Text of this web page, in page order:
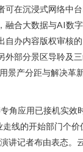
可在沉浸式网络中
融合大数据与AI数
自办内容版权审核
外部分景区导聆及
景产分距与解决革
角应用已接机实效
线的开始部门个价
讲记者布由表态。